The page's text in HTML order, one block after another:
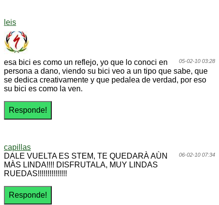
leis
05-02-10 03:28
esa bici es como un reflejo, yo que lo conoci en
persona a dano, viendo su bici veo a un tipo que sabe, que
se dedica creativamente y que pedalea de verdad, por eso
su bici es como la ven.
capillas
06-02-10 07:34
DALE VUELTA ES STEM, TE QUEDARÀ AÙN
MÀS LINDA!!!! DISFRUTALA, MUY LINDAS
RUEDAS!!!!!!!!!!!!!!!